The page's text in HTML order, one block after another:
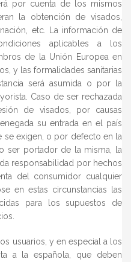
por cuenta de los mismos
la obtención de visados,
etc. La información de
aplicables a los
de la Unión Europea en
y las formalidades sanitarias
será asumida o por la
Caso de ser rechazada
de visados, por causas
su entrada en el país
exigen, o por defecto en la
ser portador de la misma, la
responsabilidad por hechos
del consumidor cualquier
en estas circunstancias las
para los supuestos de
usuarios, y en especial a los
a la española, que deben